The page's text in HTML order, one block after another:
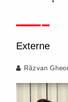
Externe
Răzvan